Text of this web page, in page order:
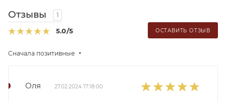
Отзывы 1
5.0/5 ОСТАВИТЬ ОТЗЫВ
Сначала позитивные
Оля 27.02.2024 17:18:00